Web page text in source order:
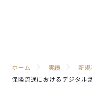
ホーム 実績
新
保険流通におけるデジタル